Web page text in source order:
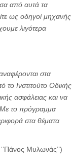
από αυτά τα
ως οδηγοί μηχανής
λιγότερα
στα
το Ινστιτούτο Οδικής
ασφάλειας και να
Με το πρόγραμμα
στα θέματα
Μυλωνάς’’)